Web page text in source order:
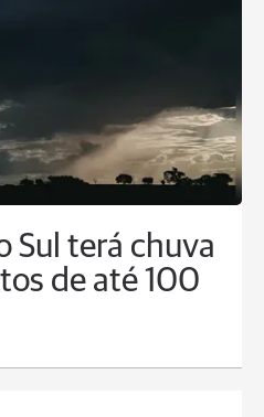
Sul terá chuva
de até 100